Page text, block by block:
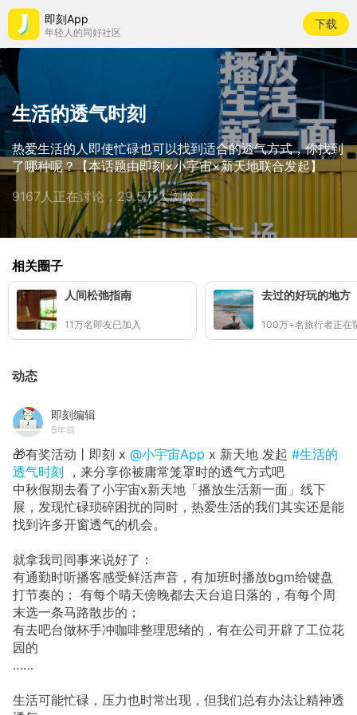
即刻App
年轻人的同好社区
下载
生活的透气时刻
热爱生活的人即使忙碌也可以找到适合的透气方式，你找到
了哪种呢？【本话题由即刻×小宇宙×新天地联合发起】
9167人正在讨论，29.5万人浏览
相关圈子
人间松弛指南
11万名即友已加入
去过的好玩的地方
动态
即刻编辑
5年前
🎁有奖活动丨即刻 x @小宇宙App x 新天地 发起 #生活的
透气时刻
，来分享你被庸常笼罩时的透气方式吧
中秋假期去看了小宇宙x新天地「播放生活新一面」线下
展，发现忙碌琐碎困扰的同时，热爱生活的我们其实还是能
找到许多开窗透气的机会。
就拿我司同事来说好了：
有通勤时听播客感受鲜活声音，有加班时播放bgm给键盘
打节奏的； 有每个晴天傍晚都去天台追日落的，有每个周
末选一条马路散步的；
有去吧台做杯手冲咖啡整理思绪的，有在公司开辟了工位花
园的
……
生活可能忙碌，压力也时常出现，但我们总有办法让精神透